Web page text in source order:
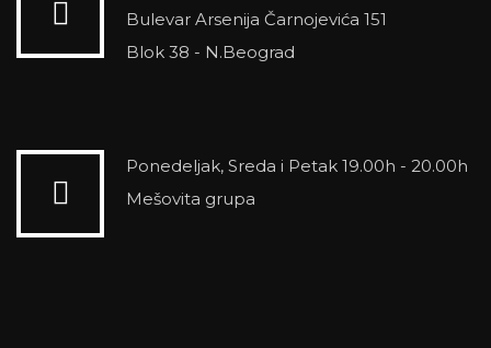
Bulevar Arsenija Čarnojevića 151
Blok 38 - N.Beograd
Ponedeljak, Sreda i Petak 19.00h - 20.00h
Mešovita grupa